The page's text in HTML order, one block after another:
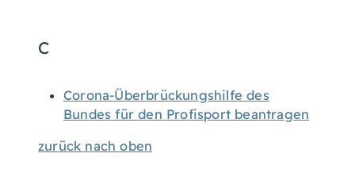
C
Corona-Überbrückungshilfe des
Bundes für den Profisport beantragen
zurück nach oben